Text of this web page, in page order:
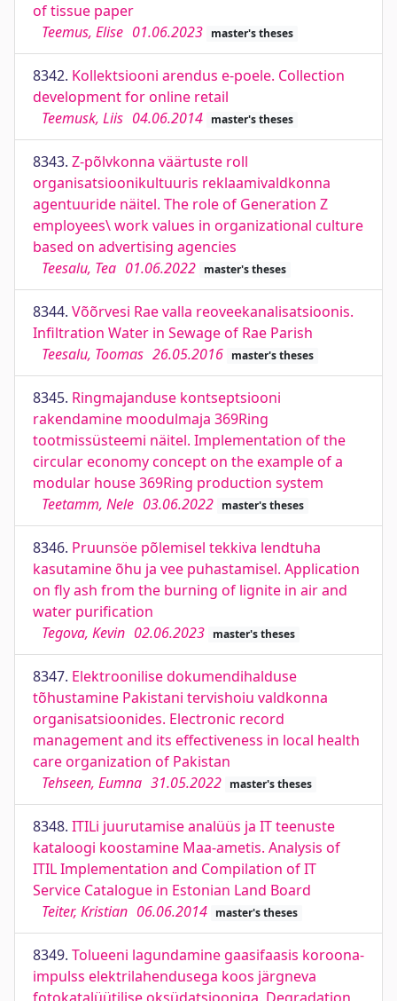
of tissue paper
Teemus, Elise 01.06.2023 master's theses
8342. Kollektsiooni arendus e-poele. Collection
development for online retail
Teemusk, Liis 04.06.2014 master's theses
8343. Z-põlvkonna väärtuste roll
organisatsioonikultuuris reklaamivaldkonna
agentuuride näitel. The role of Generation Z
employees\ work values in organizational culture
based on advertising agencies
Teesalu, Tea 01.06.2022 master's theses
8344. Võõrvesi Rae valla reoveekanalisatsioonis.
Infiltration Water in Sewage of Rae Parish
Teesalu, Toomas 26.05.2016 master's theses
8345. Ringmajanduse kontseptsiooni
rakendamine moodulmaja 369Ring
tootmissüsteemi näitel. Implementation of the
circular economy concept on the example of a
modular house 369Ring production system
Teetamm, Nele 03.06.2022 master's theses
8346. Pruunsöe põlemisel tekkiva lendtuha
kasutamine õhu ja vee puhastamisel. Application
on fly ash from the burning of lignite in air and
water purification
Tegova, Kevin 02.06.2023 master's theses
8347. Elektroonilise dokumendihalduse
tõhustamine Pakistani tervishoiu valdkonna
organisatsioonides. Electronic record
management and its effectiveness in local health
care organization of Pakistan
Tehseen, Eumna 31.05.2022 master's theses
8348. ITILi juurutamise analüüs ja IT teenuste
kataloogi koostamine Maa-ametis. Analysis of
ITIL Implementation and Compilation of IT
Service Catalogue in Estonian Land Board
Teiter, Kristian 06.06.2014 master's theses
8349. Tolueeni lagundamine gaasifaasis koroona-
impulss elektrilahendusega koos järgneva